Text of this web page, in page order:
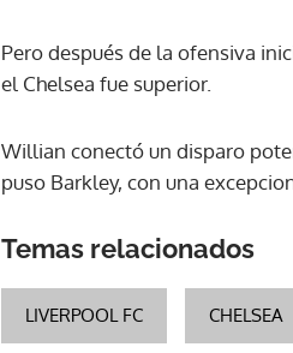
Pero después de la ofensiva
el Chelsea fue superior.
Willian conectó un disparo
puso Barkley, con una
Temas relacionados
LIVERPOOL FC CHELSEA